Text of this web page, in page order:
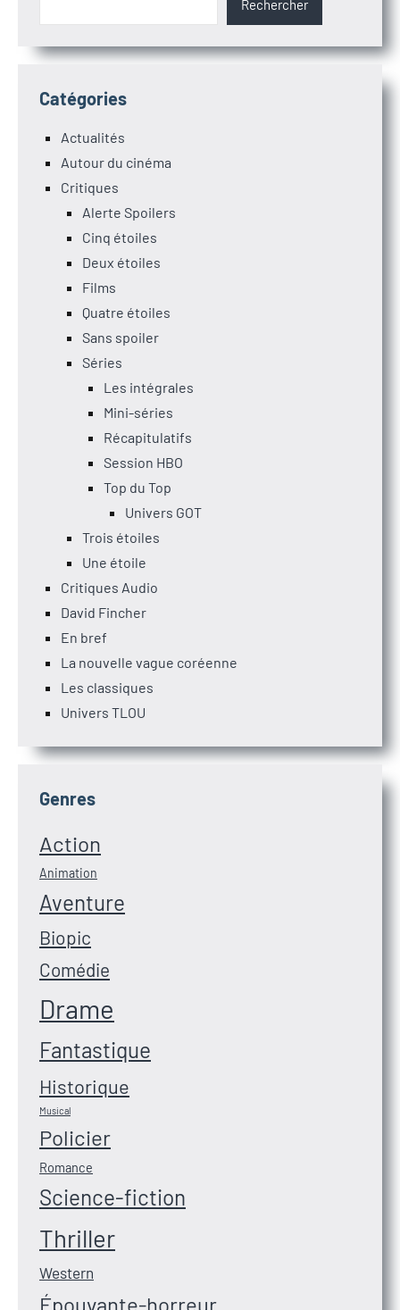
Rechercher
Catégories
Actualités
Autour du cinéma
Critiques
Alerte Spoilers
Cinq étoiles
Deux étoiles
Films
Quatre étoiles
Sans spoiler
Séries
Les intégrales
Mini-séries
Récapitulatifs
Session HBO
Top du Top
Univers GOT
Trois étoiles
Une étoile
Critiques Audio
David Fincher
En bref
La nouvelle vague coréenne
Les classiques
Univers TLOU
Genres
Action
Animation
Aventure
Biopic
Comédie
Drame
Fantastique
Historique
Musical
Policier
Romance
Science-fiction
Thriller
Western
Épouvante-horreur